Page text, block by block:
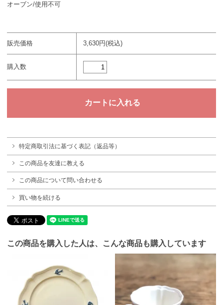
オーブン/使用不可
販売価格 3,630円(税込)
購入数
特定商取引法に基づく表記（返品等）
この商品を友達に教える
この商品について問い合わせる
買い物を続ける
この商品を購入した人は、こんな商品も購入しています